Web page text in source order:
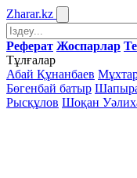
Zharar.kz
Реферат Жоспарлар
Тұлғалар
Абай Құнанбаев
Бөгенбай батыр
Рысқұлов Шоқан